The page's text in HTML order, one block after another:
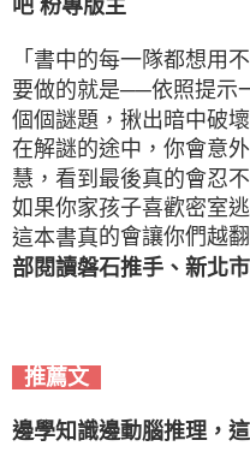
吧 粉專版主
「書中的每一隊都想用
要做的就是──依照提示
個個謎題，揪出暗中破
在解謎的途中，你會意
慧，看到最後真的會忍
如果你家孩子喜歡密室
這本書真的會讓你們越
部閱讀磐石推手、新北
推薦文
邊學知識邊動腦推理，